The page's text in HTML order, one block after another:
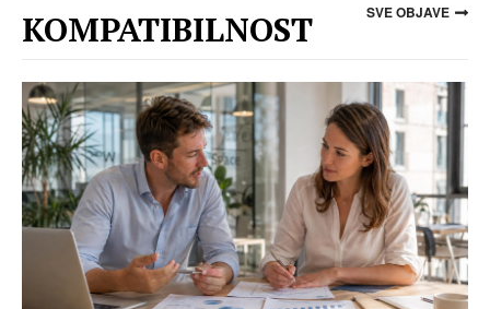
KOMPATIBILNOST SVE OBJAVE